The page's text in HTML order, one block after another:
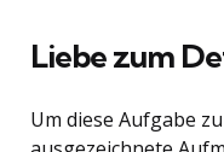
Liebe zum
Um diese Aufgabe